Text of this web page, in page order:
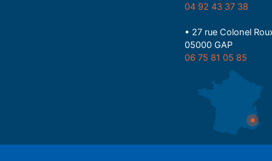
04 92 43 37 38
• 27 rue Colonel
05000 GAP
06 75 81 05 85